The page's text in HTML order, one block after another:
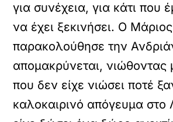
για συνέχεια, για κάτι που
να έχει ξεκινήσει. Ο Μάριος
παρακολούθησε την
απομακρύνεται, νιώθοντας
που δεν είχε νιώσει ποτέ
καλοκαιρινό απόγευμα στο